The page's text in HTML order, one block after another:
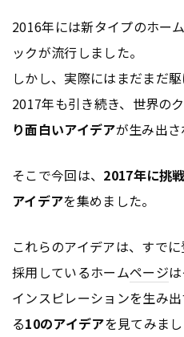
2016年には新タイプのホーム
ックが流行しました。
しかし、実際にはまだまだ
2017年も引き続き、世界の
り面白いアイデアが生み出さ
そこで今回は、 2017年に挑
アイデアを集めました。
これらのアイデアは、すで
採用しているホームページ
インスピレーションを生み
る10のアイデアを見てみまし